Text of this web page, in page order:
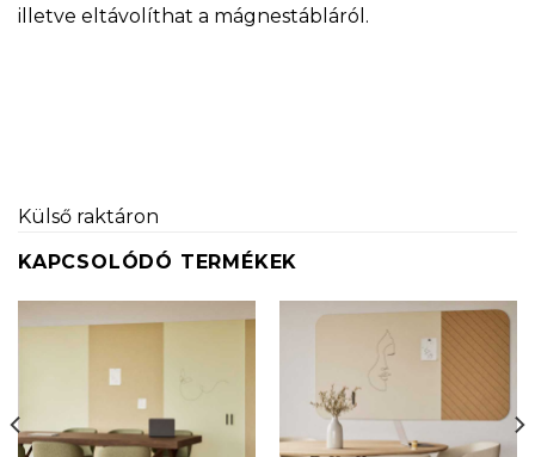
illetve eltávolíthat a mágnestábláról.
Külső raktáron
KAPCSOLÓDÓ TERMÉKEK